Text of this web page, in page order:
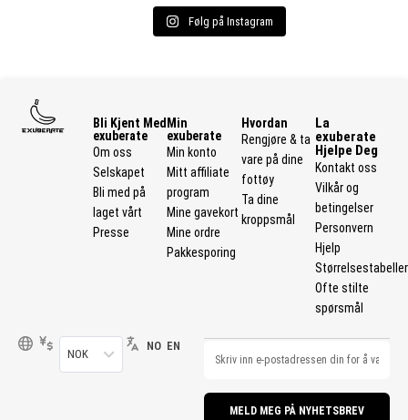
Følg på Instagram
Bli Kjent Med
exuberate
Om oss
Selskapet
Bli med på
laget vårt
Presse
Min
exuberate
Min konto
Mitt affiliate
program
Mine gavekort
Mine ordre
Pakkesporing
Hvordan
Rengjøre & ta
vare på dine
fottøy
Ta dine
kroppsmål
La
exuberate
Hjelpe Deg
Kontakt oss
Vilkår og
betingelser
Personvern
Hjelp
Størrelsestabeller
Ofte stilte
spørsmål
NOK
NO EN
MELD MEG PÅ NYHETSBREV